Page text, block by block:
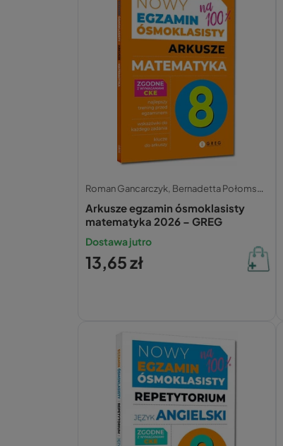
Arkusze egzamin ósmoklasisty
matematyka 2026 – GREG
Dostawa jutro
13,65 zł